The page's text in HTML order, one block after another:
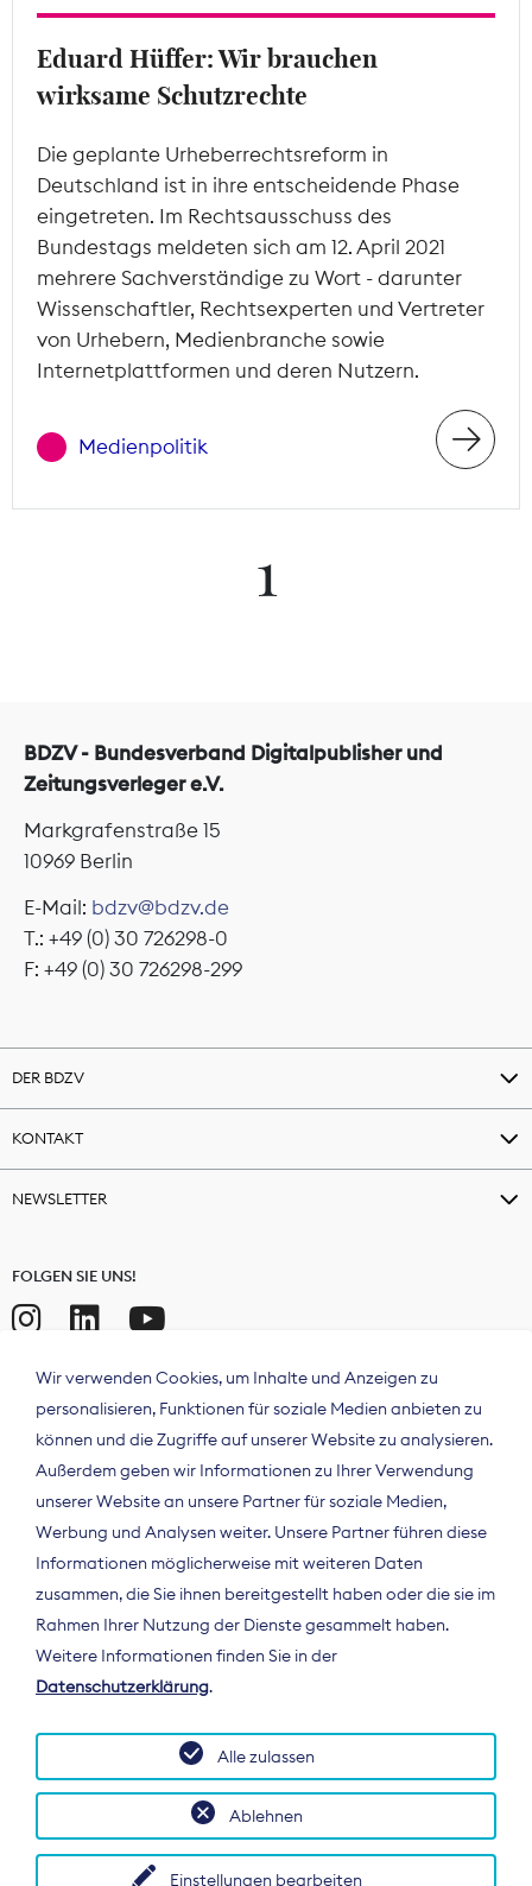
Mitgliederbereich
Eduard Hüffer: Wir brauchen
wirksame Schutzrechte
Die geplante Urheberrechtsreform in
Deutschland ist in ihre entscheidende Phase
eingetreten. Im Rechtsausschuss des
Bundestags meldeten sich am 12. April 2021
mehrere Sachverständige zu Wort - darunter
Wissenschaftler, Rechtsexperten und Vertreter
von Urhebern, Medienbranche sowie
Internetplattformen und deren Nutzern.
Medienpolitik
1
BDZV - Bundesverband Digitalpublisher und
Zeitungsverleger e.V.
Markgrafenstraße 15
10969 Berlin
E-Mail: bdzv@bdzv.de
T.: +49 (0) 30 726298-0
F: +49 (0) 30 726298-299
DER BDZV
KONTAKT
NEWSLETTER
FOLGEN SIE UNS!
Der Bundesverband Digitalpublisher und
Zeitungsverleger (BDZV) vertritt als
Spitzenorganisation die Interessen der
Deutschland und auf EU-Ebene.
Wir verwenden Cookies, um Inhalte und Anzeigen zu
personalisieren, Funktionen für soziale Medien anbieten zu
können und die Zugriffe auf unserer Website zu analysieren.
Außerdem geben wir Informationen zu Ihrer Verwendung
unserer Website an unsere Partner für soziale Medien,
Werbung und Analysen weiter. Unsere Partner führen diese
Informationen möglicherweise mit weiteren Daten
zusammen, die Sie ihnen bereitgestellt haben oder die sie im
Rahmen Ihrer Nutzung der Dienste gesammelt haben.
Weitere Informationen finden Sie in der
Datenschutzerklärung.
Einstellungen bearbeiten
Ablehnen
Alle zulassen